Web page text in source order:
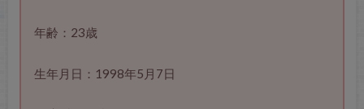
年齢：23歳
生年月日：1998年5月7日